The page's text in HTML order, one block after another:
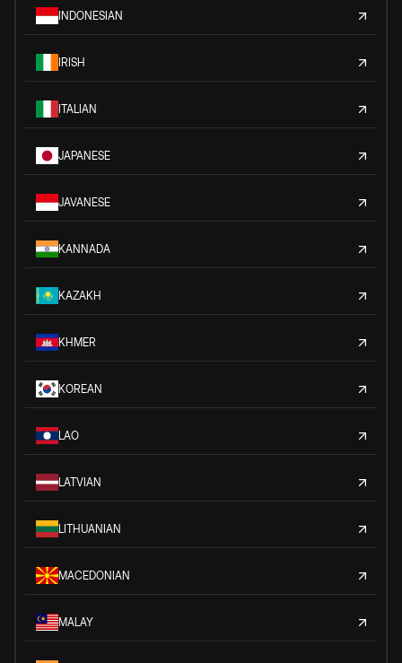
INDONESIAN
IRISH
ITALIAN
JAPANESE
JAVANESE
KANNADA
KAZAKH
KHMER
KOREAN
LAO
LATVIAN
LITHUANIAN
MACEDONIAN
MALAY